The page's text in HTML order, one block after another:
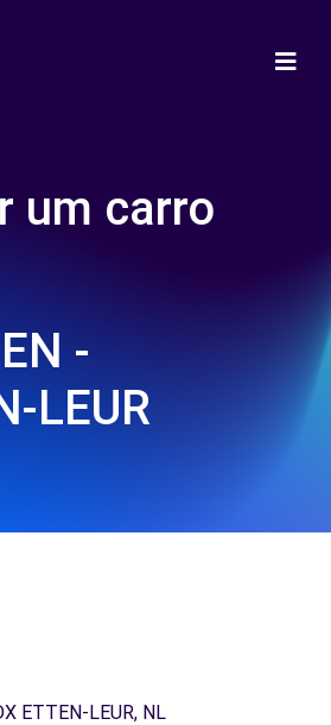
um carro
-
LEUR
ETTEN-LEUR, NL